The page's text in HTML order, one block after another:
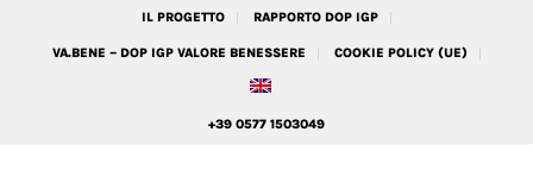
IL PROGETTO RAPPORTO DOP IGP
VA.BENE – DOP IGP VALORE BENESSERE COOKIE POLICY (UE)
+39 0577 1503049